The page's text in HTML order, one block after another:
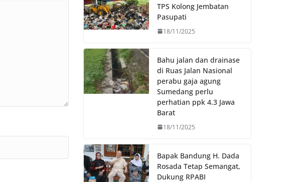
TPS Kolong Jembatan
Pasupati
18/11/2025
Bahu jalan dan drainase
di Ruas Jalan Nasional
perabu gaja agung
Sumedang perlu
perhatian ppk 4.3 Jawa
Barat
18/11/2025
Bapak Bandung H. Dada
Rosada Tetap Semangat,
Dukung RPABI